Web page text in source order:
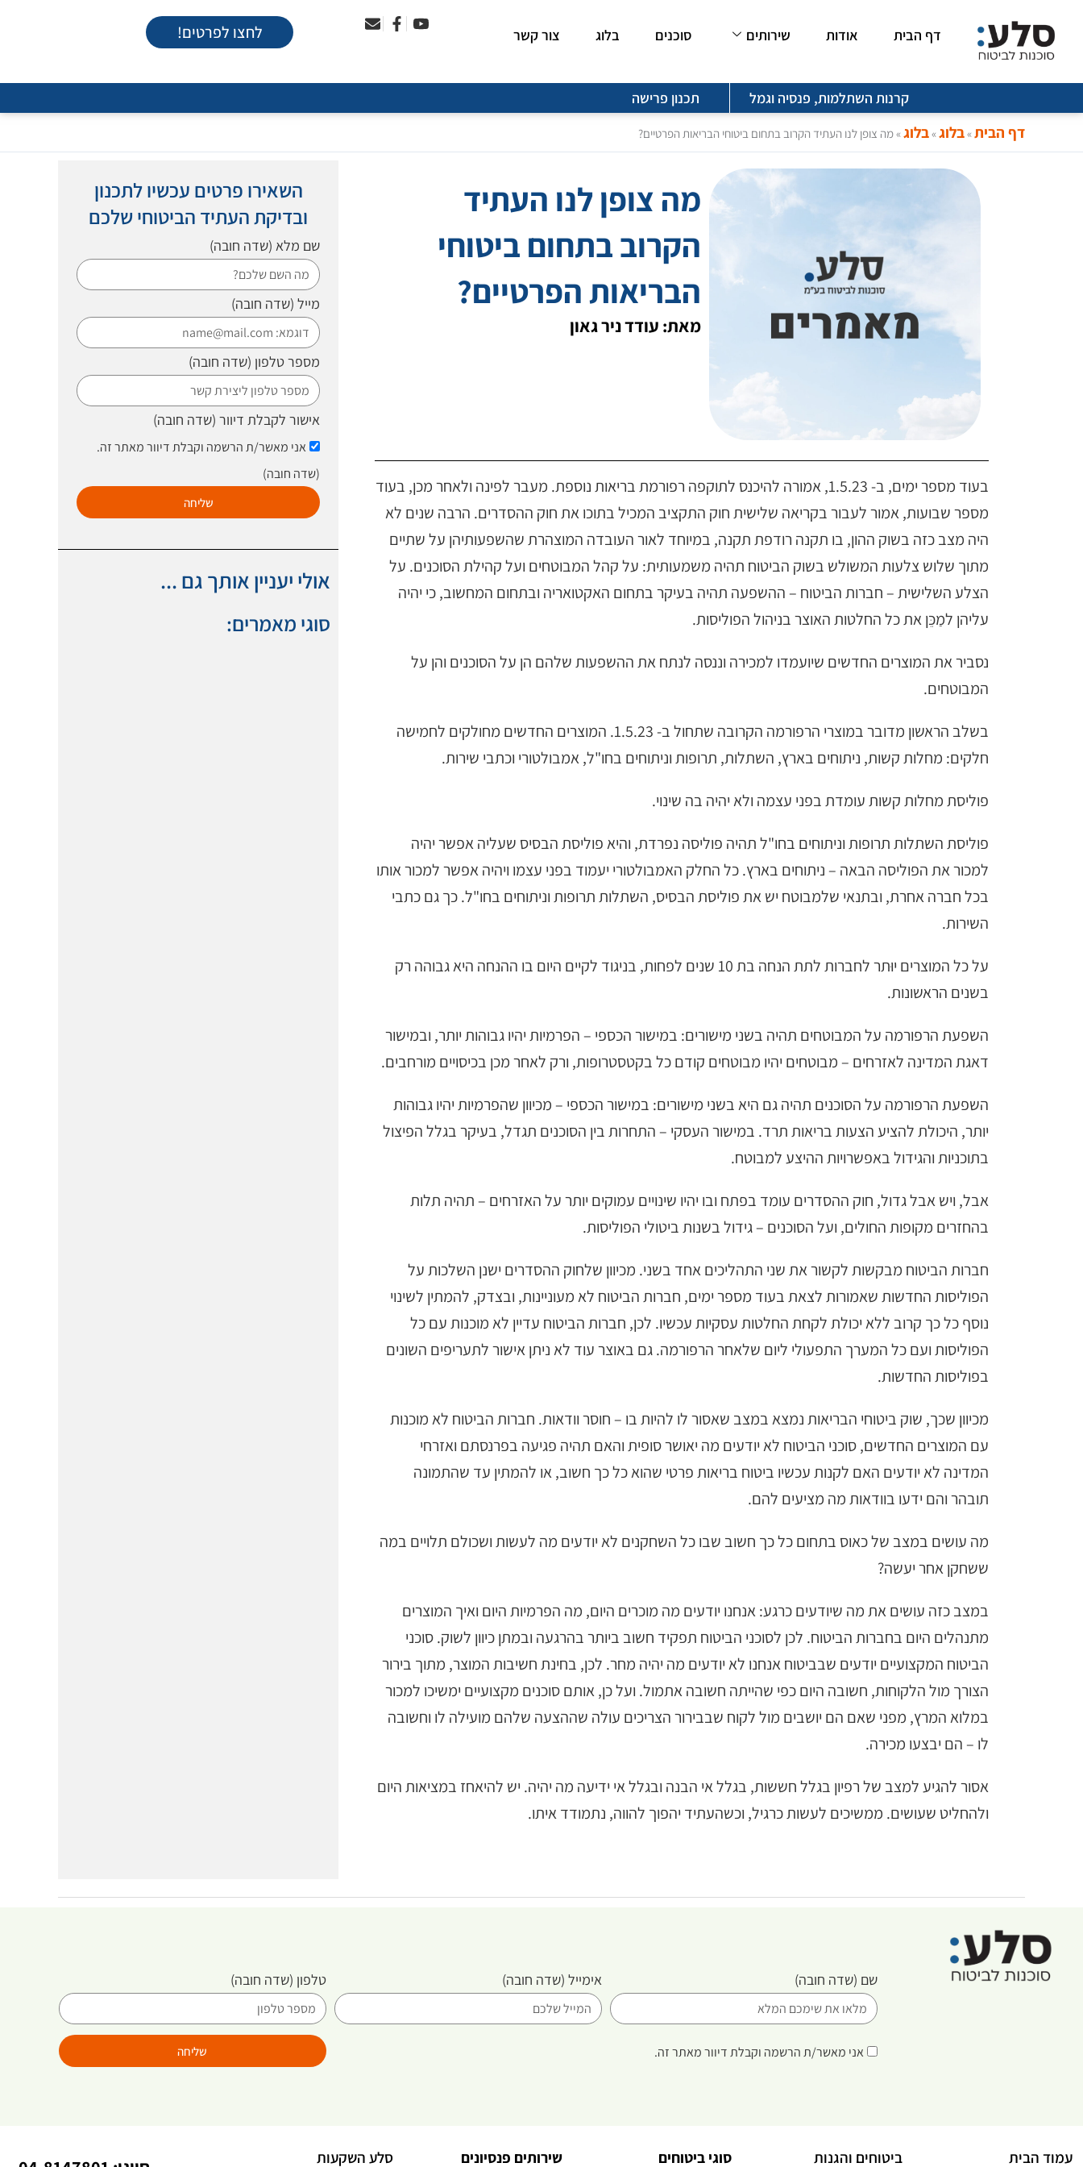
לתוכן
דף הבית אודות שירותים סוכנים בלוג צור קשר לחצו לפרטים!
קרנות השתלמות, פנסיה וגמל תכנון פרישה
דף הבית»בלוג»בלוג»מה צופן לנו העתיד הקרוב בתחום ביטוחי הבריאות הפרטיים?
מה צופן לנו העתיד
הקרוב בתחום ביטוחי
הבריאות הפרטיים?
מאת: עודד ניר גאון
בעוד מספר ימים, ב- 1.5.23, אמורה להיכנס לתוקפה רפורמת בריאות נוספת. מעבר לפינה ולאחר מכן, בעוד
מספר שבועות, אמור לעבור בקריאה שלישית חוק התקציב המכיל בתוכו את חוק ההסדרים. הרבה שנים לא
היה מצב כזה בשוק ההון, בו תקנה רודפת תקנה, במיוחד לאור העובדה המוצהרת שהשפעותיהן על שתיים
מתוך שלוש צלעות המשולש בשוק הביטוח תהיה משמעותית: על קהל המבוטחים ועל קהילת הסוכנים. על
הצלע השלישית – חברות הביטוח – ההשפעה תהיה בעיקר בתחום האקטואריה ובתחום המחשוב, כי יהיה
עליהן למַכֵּן את כל החלטות האוצר בניהול הפוליסות.
נסביר את המוצרים החדשים שיועמדו למכירה וננסה לנתח את ההשפעות שלהם הן על הסוכנים והן על
המבוטחים.
בשלב הראשון מדובר במוצרי הרפורמה הקרובה שתחול ב- 1.5.23. המוצרים החדשים מחולקים לחמישה
חלקים: מחלות קשות, ניתוחים בארץ, השתלות, תרופות וניתוחים בחו"ל, אמבולטורי וכתבי שירות.
פוליסת מחלות קשות עומדת בפני עצמה ולא יהיה בה שינוי.
פוליסת השתלות תרופות וניתוחים בחו"ל תהיה פוליסה נפרדת, והיא פוליסת הבסיס שעליה אפשר יהיה
למכור את הפוליסה הבאה – ניתוחים בארץ. כל החלק האמבולטורי יעמוד בפני עצמו ויהיה אפשר למכור אותו
בכל חברה אחרת, ובתנאי שלמבוטח יש את פוליסת הבסיס, השתלות תרופות וניתוחים בחו"ל. כך גם כתבי
השירות.
על כל המוצרים יוּתר לחברות לתת הנחה בת 10 שנים לפחות, בניגוד לקיים היום בו ההנחה היא גבוהה רק
בשנים הראשונות.
השפעת הרפורמה על המבוטחים תהיה בשני מישורים: במישור הכספי – הפרמיות יהיו גבוהות יותר, ובמישור
דאגת המדינה לאזרחים – מבוטחים יהיו מבוטחים קודם כל בקטסטרופות, ורק לאחר מכן בכיסויים מורחבים.
השפעת הרפורמה על הסוכנים תהיה גם היא בשני מישורים: במישור הכספי – מכיוון שהפרמיות יהיו גבוהות
יותר, היכולת להציע הצעות בריאות תרד. במישור העסקי – התחרות בין הסוכנים תגדל, בעיקר בגלל הפיצול
בתוכניות והגידול באפשרויות ההיצע למבוטח.
אבל, ויש אבל גדול, חוק ההסדרים עומד בפתח ובו יהיו שינויים עמוקים יותר על האזרחים – תהיה תלות
בהחזרים מקופות החולים, ועל הסוכנים – גידול בשנות ביטולי הפוליסות.
חברות הביטוח מבקשות לקשור את שני התהליכים אחד בשני. מכיוון שלחוק ההסדרים ישנן השלכות על
הפוליסות החדשות שאמורות לצאת בעוד מספר ימים, חברות הביטוח לא מעוניינות, ובצדק, להמתין לשינוי
נוסף כל כך קרוב ללא יכולת לקחת החלטות עסקיות עכשיו. לכן, חברות הביטוח עדיין לא מוכנות עם כל
הפוליסות ועם כל המערך התפעולי ליום שלאחר הרפורמה. גם באוצר עוד לא ניתן אישור לתעריפים השונים
בפוליסות החדשות.
מכיוון שכך, שוק ביטוחי הבריאות נמצא במצב שאסור לו להיות בו – חוסר וודאות. חברות הביטוח לא מוכנות
עם המוצרים החדשים, סוכני הביטוח לא יודעים מה יאושר סופית והאם תהיה פגיעה בפרנסתם ואזרחי
המדינה לא יודעים האם לקנות עכשיו ביטוח בריאות פרטי שהוא כל כך חשוב, או להמתין עד שהתמונה
תובהר והם ידעו בוודאות מה מציעים להם.
מה עושים במצב של כאוס בתחום כל כך חשוב שבו כל השחקנים לא יודעים מה לעשות ושכולם תלויים במה
ששחקן אחר יעשה?
במצב כזה עושים את מה שיודעים כרגע: אנחנו יודעים מה מוכרים היום, מה הפרמיות היום ואיך המוצרים
מתנהלים היום בחברות הביטוח. לכן לסוכני הביטוח תפקיד חשוב ביותר בהרגעה ובמתן כיוון לשוק. סוכני
הביטוח המקצועיים יודעים שבביטוח אנחנו לא יודעים מה יהיה מחר. לכן, בחינת חשיבות המוצר, מתוך בירור
הצורך מול הלקוחות, חשובה היום כפי שהייתה חשובה אתמול. ועל כן, אותם סוכנים מקצועיים ימשיכו למכור
במלוא המרץ, מפני שאם הם יושבים מול לקוח שבבירור הצריכים עולה שההצעה שלהם מועילה לו וחשובה
לו – הם יבצעו מכירה.
אסור להגיע למצב של רפיון בגלל חששות, בגלל אי הבנה ובגלל אי ידיעה מה יהיה. יש להיאחז במציאות היום
ולהחליט שעושים. ממשיכים לעשות כרגיל, וכשהעתיד יהפוך להווה, נתמודד איתו.
השאירו פרטים עכשיו לתכנון
ובדיקת העתיד הביטוחי שלכם
שם מלא (שדה חובה)
מייל (שדה חובה)
מספר טלפון (שדה חובה)
אישור לקבלת דיוור (שדה חובה)
אני מאשר/ת הרשמה וקבלת דיוור מאתר זה.
(שדה חובה)
שליחה
אולי יעניין אותך גם ...
סוגי מאמרים:
שם (שדה חובה) אימייל (שדה חובה) טלפון (שדה חובה)
אני מאשר/ת הרשמה וקבלת דיוור מאתר זה. שליחה
עמוד הבית ביטוחים והגנות סוגי ביטוחים שירותים פנסיונים סלע השקעות